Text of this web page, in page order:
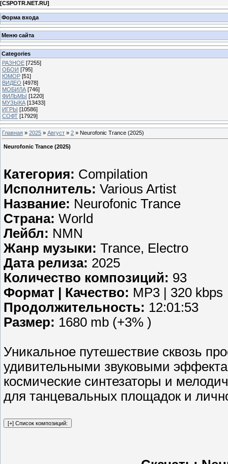
[CSPOTR.NET.RU]
Форма входа
Меню сайта
Categories
РАЗНОЕ [7255]
ОБОИ [795]
ЮМОР [51]
ВИДЕО [4978]
МОБИЛА [746]
ФИЛЬМЫ [1220]
МУЗЫКА [13433]
ИГРЫ [10586]
СОФТ [17929]
Главная » 2025 » Август » 2 » Neurofonic Trance (2025)
Neurofonic Trance (2025)
Категория: Compilation
Исполнитель: Various Artist
Название: Neurofonic Trance
Страна: World
Лейбл: NMN
Жанр музыки: Trance, Electro
Дата релиза: 2025
Количество композиций: 93
Формат | Качество: MP3 | 320 kbps
Продолжительность: 12:01:53
Размер: 1680 mb (+3% )
Уникальное путешествие сквозь
удивительными звуковыми
космические синтезаторы и
для танцевальных площадок и